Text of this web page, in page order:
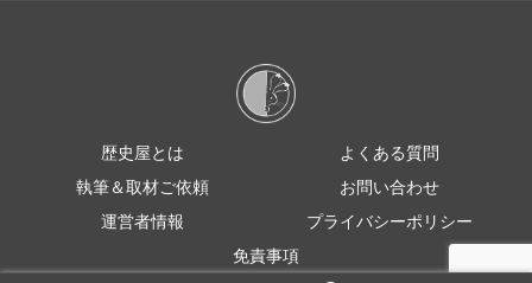
歴史屋とは
よくある質問
執筆＆取材ご依頼
お問い合わせ
運営者情報
プライバシーポリシー
免責事項